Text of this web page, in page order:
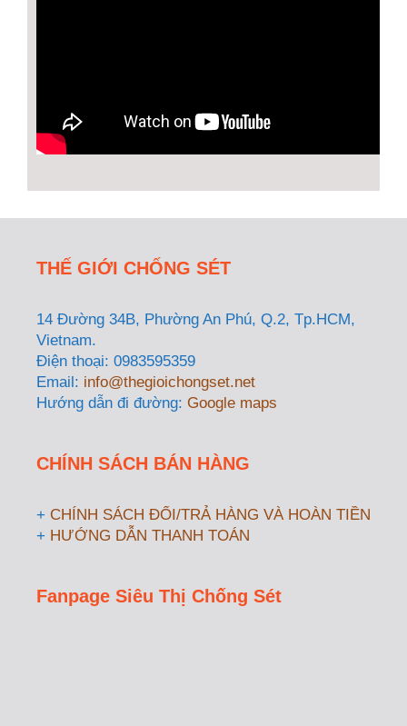
THẾ GIỚI CHỐNG SÉT
14 Đường 34B, Phường An Phú, Q.2, Tp.HCM,
Vietnam.
Điện thoại: 0983595359
Email: info@thegioichongset.net
Hướng dẫn đi đường: Google maps
CHÍNH SÁCH BÁN HÀNG
+ CHÍNH SÁCH ĐỔI/TRẢ HÀNG VÀ HOÀN TIỀN
+ HƯỚNG DẪN THANH TOÁN
Fanpage Siêu Thị Chống Sét